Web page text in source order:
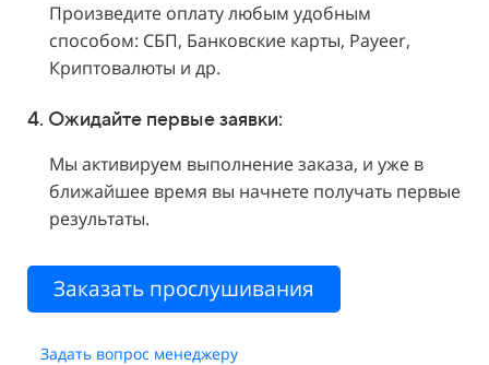
Произведите оплату любым удобным
способом: СБП, Банковские карты, Payeer,
Криптовалюты и др.
4. Ожидайте первые заявки:
Мы активируем выполнение заказа, и уже в
ближайшее время вы начнете получать первые
результаты.
Заказать прослушивания
Задать вопрос менеджеру